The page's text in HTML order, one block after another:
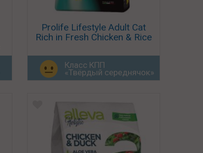
Prolife Lifestyle Adult Cat
Rich in Fresh Chicken & Rice
Класс КПП
«Твёрдый середнячок»